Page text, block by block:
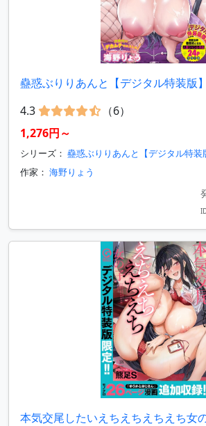
蠱惑ぶりりあんと【デジタル特装版】
4.3
（6）
1,276円～
シリーズ： 蠱惑ぶりりあんと【デジタル特装
作家： 海野りょう
本気交尾したいえちえちえちえち女